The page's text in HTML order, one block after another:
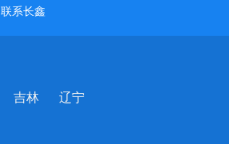
联系长鑫
吉林 辽宁